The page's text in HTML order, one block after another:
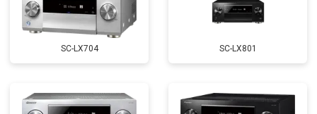
SC-LX704 SC-LX801